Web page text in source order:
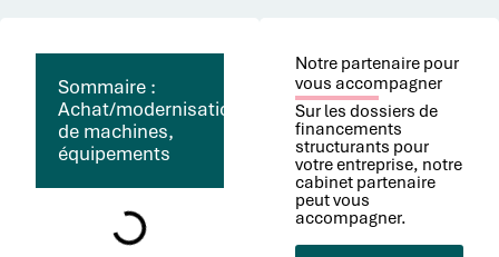
Sommaire :
Achat/modernisation
de machines,
équipements
Notre partenaire pour
vous accompagner
Sur les dossiers de
financements
structurants pour
votre entreprise, notre
cabinet partenaire
peut vous
accompagner.